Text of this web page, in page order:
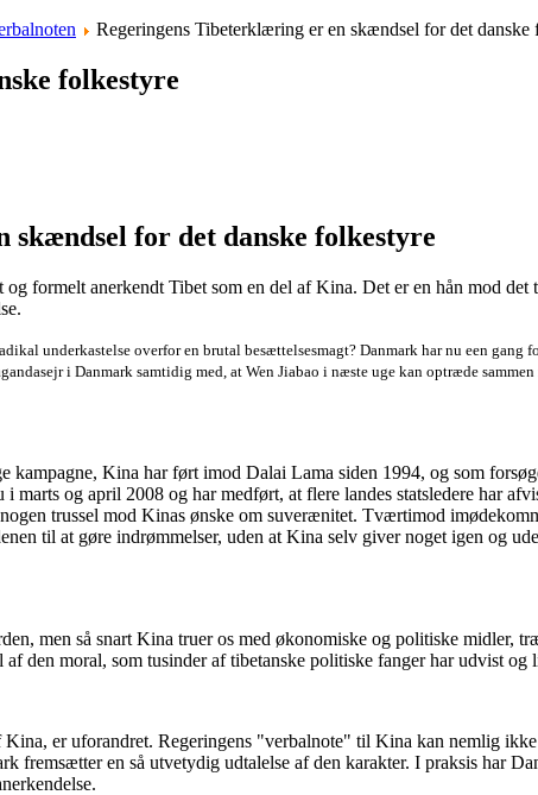
Regeringens Tibeterklæring er en skændsel for det danske
folkestyre
for det danske folkestyre
formelt anerkendt Tibet som en del af Kina. Det er en hån mod
underkastelse overfor en brutal besættelsesmagt? Danmark har nu een gang
i Danmark samtidig med, at Wen Jiabao i næste uge kan optræde
Kina har ført imod Dalai Lama siden 1994, og som
marts og april 2008 og har medført, at flere landes statsledere har
trussel mod Kinas ønske om suverænitet. Tværtimod
til at gøre indrømmelser, uden at Kina selv giver noget igen og
men så snart Kina truer os med økonomiske og politiske midler,
den moral, som tusinder af tibetanske politiske fanger har udvist og
er uforandret. Regeringens "verbalnote" til Kina kan nemlig
fremsætter en så utvetydig udtalelse af den karakter. I praksis har